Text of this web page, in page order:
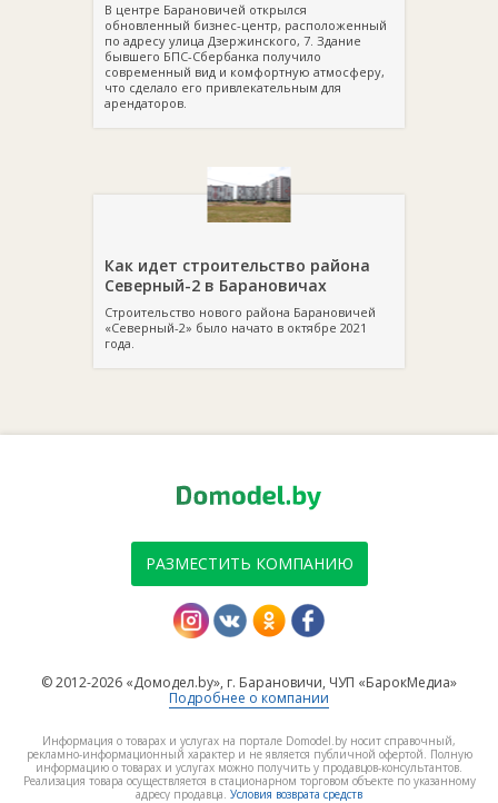
В центре Барановичей открылся
обновленный бизнес-центр, расположенный
по адресу улица Дзержинского, 7. Здание
бывшего БПС-Сбербанка получило
современный вид и комфортную атмосферу,
что сделало его привлекательным для
арендаторов.
Как идет строительство района
Северный-2 в Барановичах
Строительство нового района Барановичей
«Северный-2» было начато в октябре 2021
года.
РАЗМЕСТИТЬ КОМПАНИЮ
© 2012-2026 «Домодел.by», г. Барановичи, ЧУП «БарокМедиа»
Подробнее о компании
Информация о товарах и услугах на портале Domodel.by носит справочный,
рекламно-информационный характер и не является публичной офертой. Полную
информацию о товарах и услугах можно получить у продавцов-консультантов.
Реализация товара осуществляется в стационарном торговом объекте по указанному
адресу продавца. Условия возврата средств